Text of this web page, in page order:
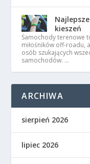
kieszeń
Samochody terenowe
miłośników off-roadu,
osób szukających
samochodów. …
ARCHIWA
sierpień 2026
lipiec 2026